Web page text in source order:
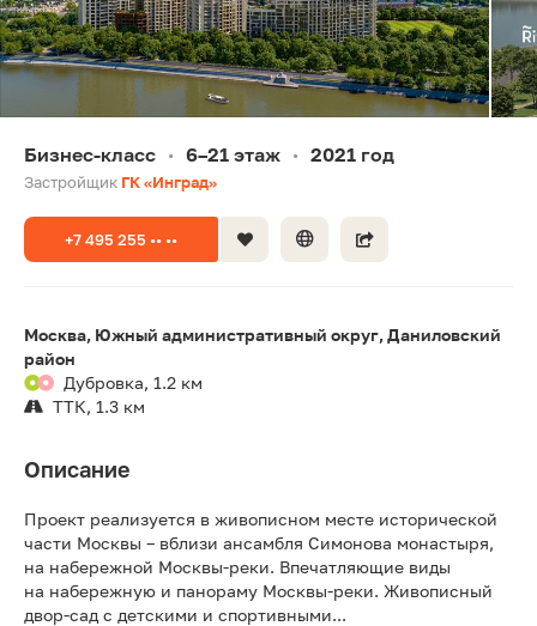
Бизнес-класс • 6–21 этаж • 2021 год
Застройщик ГК «Инград»
+7 495 255 •• ••
Москва, Южный административный округ, Даниловский
район
Дубровка, 1.2 км
ТТК, 1.3 км
Описание
Проект реализуется в живописном месте исторической
части Москвы – вблизи ансамбля Симонова монастыря,
на набережной Москвы-реки. Впечатляющие виды
на набережную и панораму Москвы-реки. Живописный
двор-сад с детскими и спортивными...